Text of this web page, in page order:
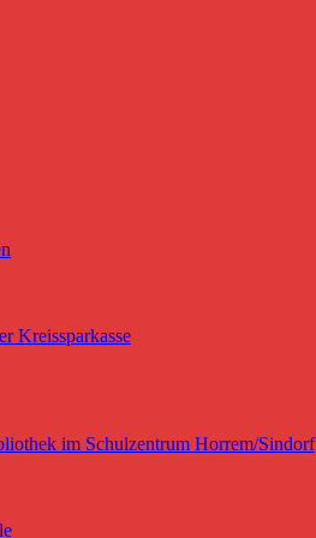
Kreissparkasse
im Schulzentrum Horrem/Sindorf